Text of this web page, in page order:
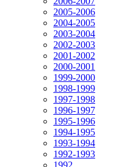
2005-2006
2004-2005
2003-2004
2002-2003
2001-2002
2000-2001
1999-2000
1998-1999
1997-1998
1996-1997
1995-1996
1994-1995
1993-1994
1992-1993
1992